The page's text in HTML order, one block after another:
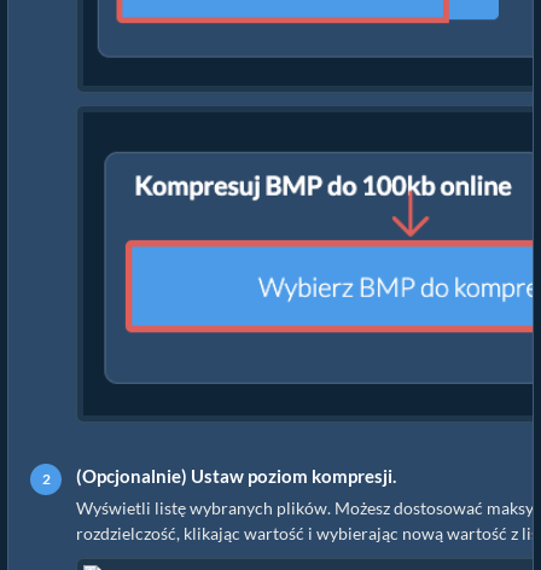
(Opcjonalnie) Ustaw poziom kompresji.
Wyświetli listę wybranych plików. Możesz dostosować
rozdzielczość, klikając wartość i wybierając nową wartość z